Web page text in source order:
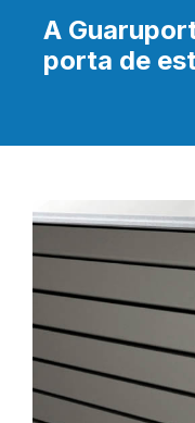
A
porta de